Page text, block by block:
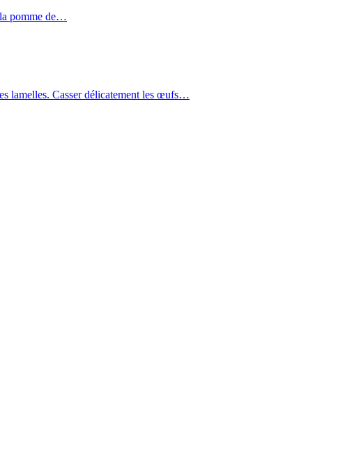
la pomme de…
lamelles. Casser délicatement les œufs…